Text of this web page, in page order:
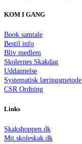
KOM I GANG
Book samtale
Bestil info
Bliv medlem
Skolernes Skakdag
Uddannelse
Systematisk læringsmetode
CSR Ordning
Links
Skakshoppen.dk
Mit.skoleskak.dk